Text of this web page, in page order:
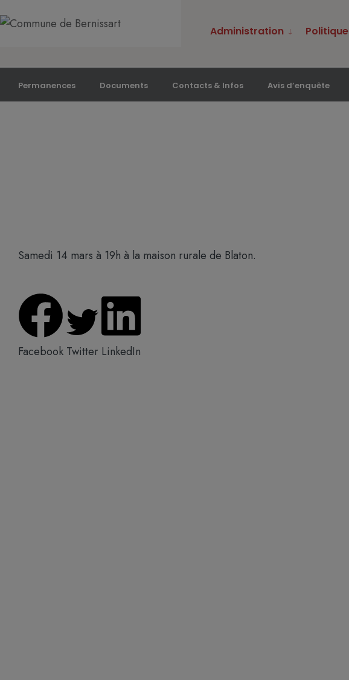
Administration Politique
Permanences Documents Contacts & Infos Avis d’enquête
Samedi 14 mars à 19h à la maison rurale de Blaton.
Facebook Twitter LinkedIn